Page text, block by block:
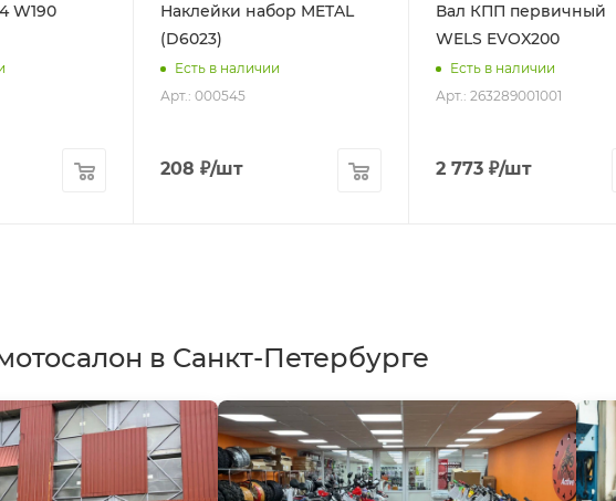
W190
Наклейки набор METAL
(D6023)
Есть в наличии
Арт.: 000545
208 ₽/шт
Вал КПП первичный
WELS EVOX200
Есть в наличии
Арт.: 263289001001
2 773₽/шт
в Санкт-Петербурге